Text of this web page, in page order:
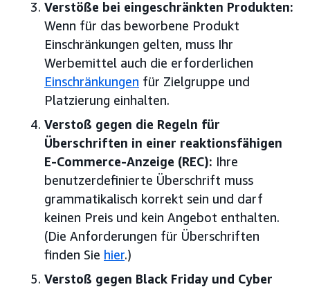
Verstöße bei eingeschränkten Produkten:
Wenn für das beworbene Produkt
Einschränkungen gelten, muss Ihr
Werbemittel auch die erforderlichen
Einschränkungen für Zielgruppe und
Platzierung einhalten.
Verstoß gegen die Regeln für
Überschriften in einer reaktionsfähigen
E-Commerce-Anzeige (REC): Ihre
benutzerdefinierte Überschrift muss
grammatikalisch korrekt sein und darf
keinen Preis und kein Angebot enthalten.
(Die Anforderungen für Überschriften
finden Sie hier.)
Verstoß gegen Black Friday und Cyber